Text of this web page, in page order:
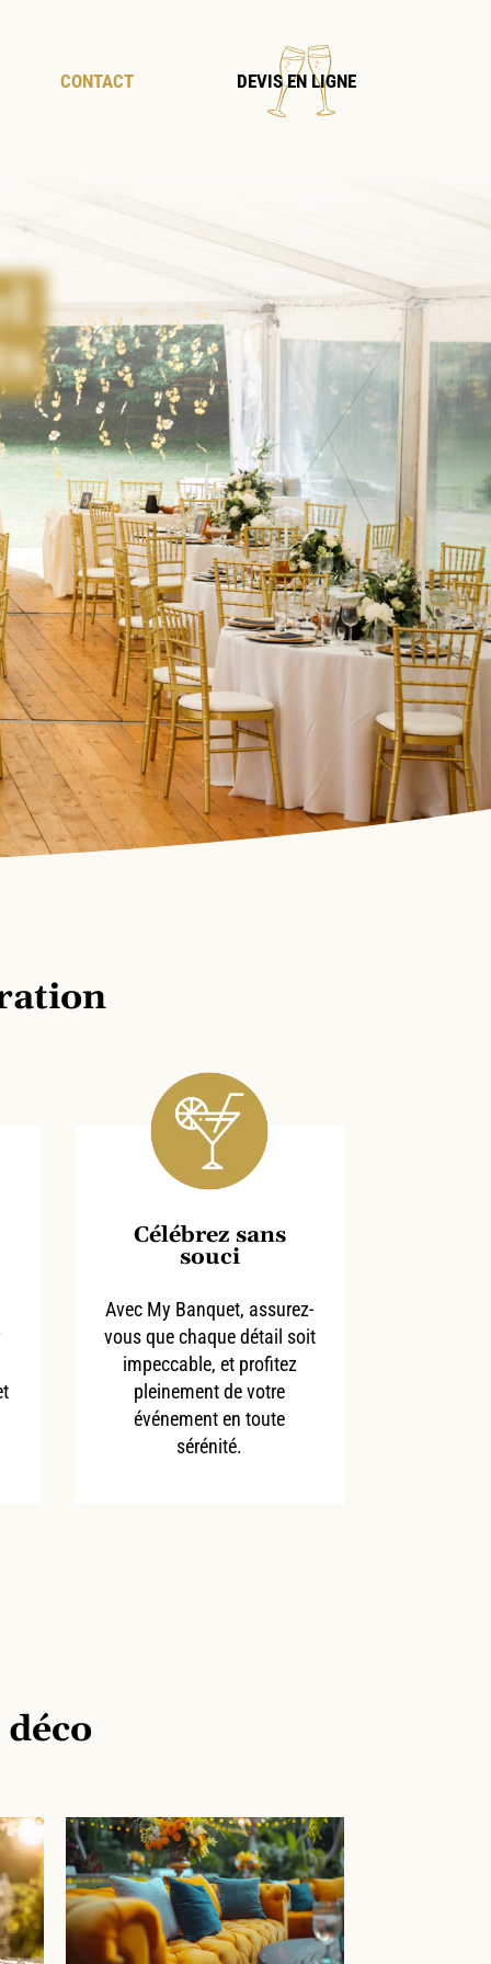
CONTACT DEVIS EN LIGNE
Célébrez sans
souci
Avec My Banquet, assurez-
vous que chaque détail soit
impeccable, et profitez
pleinement de votre
événement en toute
sérénité.